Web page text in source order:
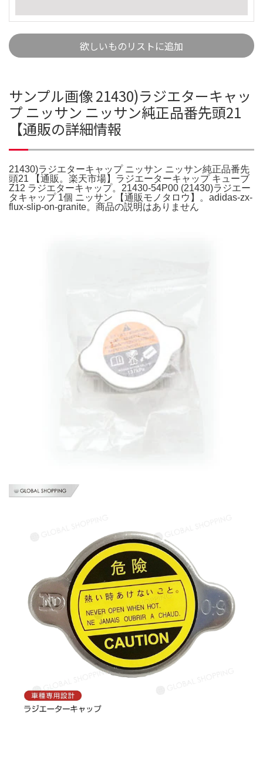
欲しいものリストに追加
サンプル画像 21430)ラジエターキャッ
プ ニッサン ニッサン純正品番先頭21
【通販の詳細情報
21430)ラジエターキャップ ニッサン ニッサン純正品番先
頭21 【通販。楽天市場】ラジエーターキャップ キューブ
Z12 ラジエターキャップ。21430-54P00 (21430)ラジエー
タキャップ 1個 ニッサン 【通販モノタロウ】。adidas-zx-
flux-slip-on-granite。商品の説明はありません